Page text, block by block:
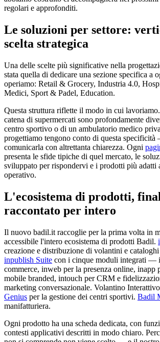
regolari e approfonditi.
Le soluzioni per settore:
scelta strategica
Una delle scelte più significative nella
stata quella di dedicare una sezione specifica a
operiamo: Retail & Grocery, Industria 4.0,
Medici, Sport & Padel, Education.
Questa struttura riflette il modo in cui
catena di supermercati sono profondamente
centro sportivo o di un ambulatorio medico
progettiamo tengono conto di questa
comunicarla con altrettanta chiarezza. Ogni
presenta le sfide tipiche di quel mercato, le
sviluppato per rispondervi e i prodotti più adatti
operativo.
L'ecosistema di prodotti,
raccontato per intero
Il nuovo badil.it raccoglie per la prima volta in
accessibile l'intero ecosistema di prodotti Badil.
creazione e distribuzione di volantini e
inpublish Suite con i cinque moduli integrati —
commerce, inweb per la presenza online, inapp
mobile branded, intouch per CRM e
marketing conversazionale. Volantino
Genius per la gestione dei centri sportivi. Badil
manifatturiera.
Ogni prodotto ha una scheda dedicata, con
contesti applicativi descritti in modo chiaro.